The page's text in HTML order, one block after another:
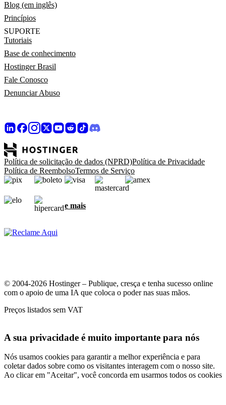
Blog (em inglês)
Princípios
SUPORTE
Tutoriais
Base de conhecimento
Hostinger Brasil
Fale Conosco
Denunciar Abuso
Política de solicitação de dados (NPRD)Política de Privacidade
Política de ReembolsoTermos de Serviço
e mais
© 2004-2026 Hostinger – Publique, cresça e tenha sucesso online
com o apoio de uma IA que coloca o poder nas suas mãos.
Preços listados sem VAT
A sua privacidade é muito importante para nós
Nós usamos cookies para garantir a melhor experiência e para
coletar dados sobre como os visitantes interagem com o nosso site.
Ao clicar em "Aceitar", você concorda em usarmos todos os cookies